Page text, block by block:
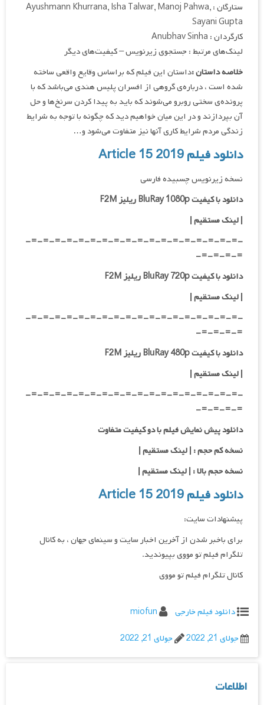
ستارگان : Ayushmann Khurrana, Isha Talwar, Manoj Pahwa,
Sayani Gupta
کارگردان : Anubhav Sinha
لینک‌های مرتبط : جستجوی زیرنویس – کیفیت‌های دیگر
خلاصه داستان :داستان این فیلم که براساس وقایع واقعی ساخته
شده است ، درباره‌ی گروهی از افسران پلیس هندی می‌باشد که با
پرونده‌ی سختی روبرو می‌شوند که باید به پیدا کردن سرنخ‌ها و حل
آن بپردازند و در این میان خواهیم دید که چگونه با توجه به شرایط
زندگی مردم شرایط کاری آنها نیز متفاوت می‌شود و…
دانلود فیلمArticle 15 2019
نسخه زیرنویس چسبیده فارسی
دانلود با کیفیت BluRay 1080p ریلیز F2M
|لینک مستقیم|
-=-=-=-=-=-=-=-=-=-=-=-=-=-=-=-=-=-=-
=-=-=-=-
دانلود با کیفیت BluRay 720p ریلیز F2M
| لینک مستقیم|
-=-=-=-=-=-=-=-=-=-=-=-=-=-=-=-=-=-=-
=-=-=-=-
دانلود با کیفیت BluRay 480p ریلیز F2M
| لینک مستقیم|
-=-=-=-=-=-=-=-=-=-=-=-=-=-=-=-=-=-=-
=-=-=-=-
دانلود پیش نمایش فیلم با دو کیفیت متفاوت
نسخه کم حجم : | لینک مستقیم |
نسخه حجم بالا : | لینک مستقیم |
دانلود فیلم Article 15 2019
پیشنهادات سایت:
برای باخبر شدن از آخرین اخبار سایت و سینمای جهان ، به کانال
تلگرام فیلم تو مووی بپیوندید.
کانال تلگرام فیلم تو مووی
دانلود فیلم خارجی
miofun
جولای 21, 2022
جولای 21, 2022
اطلاعات